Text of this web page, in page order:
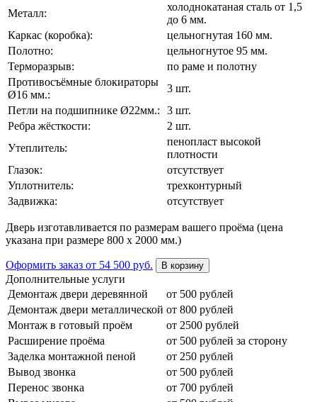
Металл:
холоднокатаная сталь от 1,5
до 6 мм.
Каркас (коробка):
цельногнутая 160 мм.
Полотно:
цельногнутое 95 мм.
Терморазрыв:
по раме и полотну
Противосъёмные блокираторы
Ø16 мм.:
3 шт.
Петли на подшипнике Ø22мм.:
3 шт.
Ребра жёсткости:
2 шт.
Утеплитель:
пенопласт высокой
плотности
Глазок:
отсутствует
Уплотнитель:
трехконтурный
Задвижка:
отсутствует
Дверь изготавливается по размерам вашего проёма (цена
указана при размере 800 х 2000 мм.)
Оформить заказ от 54 500 руб. В корзину
Дополнительные услуги
Демонтаж двери деревянной
от 500 рублей
Демонтаж двери металлической от 800 рублей
Монтаж в готовый проём
от 2500 рублей
Расширение проёма
от 500 рублей за сторону
Заделка монтажной пеной
от 250 рублей
Вывод звонка
от 500 рублей
Перенос звонка
от 700 рублей